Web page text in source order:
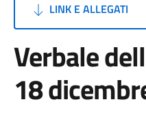
LINK E ALLEGATI
Verbale
18